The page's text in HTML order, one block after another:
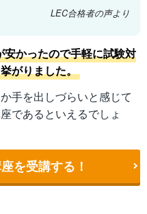
LEC合格者の声より
安かったので手軽に試験対
がりました。
手を出しづらいと感じて
であるといえるでしょ
を受講する！